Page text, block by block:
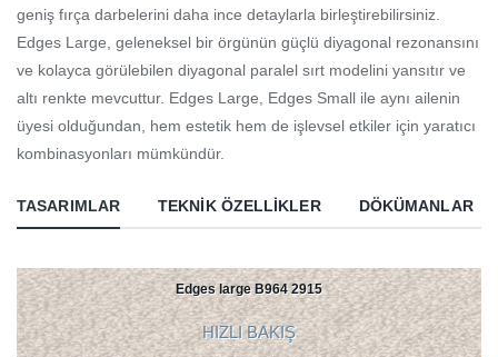
geniş fırça darbelerini daha ince detaylarla birleştirebilirsiniz.
Edges Large, geleneksel bir örgünün güçlü diyagonal rezonansını
ve kolayca görülebilen diyagonal paralel sırt modelini yansıtır ve
altı renkte mevcuttur. Edges Large, Edges Small ile aynı ailenin
üyesi olduğundan, hem estetik hem de işlevsel etkiler için yaratıcı
kombinasyonları mümkündür.
TASARIMLAR TEKNIK ÖZELLIKLER DÖKÜMANLAR
Edges large B964 2915
HIZLI BAKIŞ